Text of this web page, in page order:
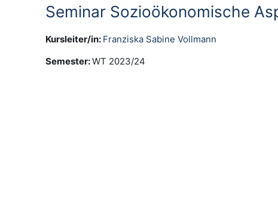
Seminar Sozioökonomische
Kursleiter/in: Franziska Sabine Vollmann
Semester:WT 2023/24